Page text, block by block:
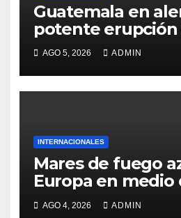
Guatemala en alerta
potente erupción
de Fuego
AGO 5, 2026 ADMIN
INTERNACIONALES
Mares de fuego
Europa en medio
calor
AGO 4, 2026 ADMIN